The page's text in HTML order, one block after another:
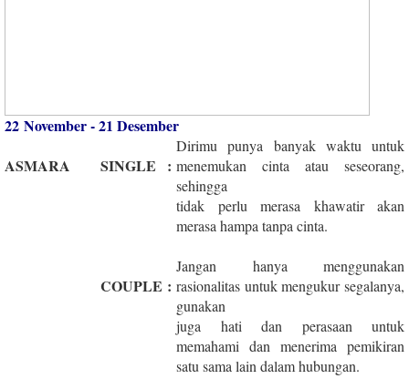
22 November - 21 Desember
ASMARA
SINGLE :
Dirimu punya banyak waktu untuk
menemukan cinta atau seseorang,
sehingga
tidak perlu merasa khawatir akan
merasa hampa tanpa cinta.
COUPLE :
Jangan hanya menggunakan
rasionalitas untuk mengukur segalanya,
gunakan
juga hati dan perasaan untuk
memahami dan menerima pemikiran
satu sama lain dalam hubungan.